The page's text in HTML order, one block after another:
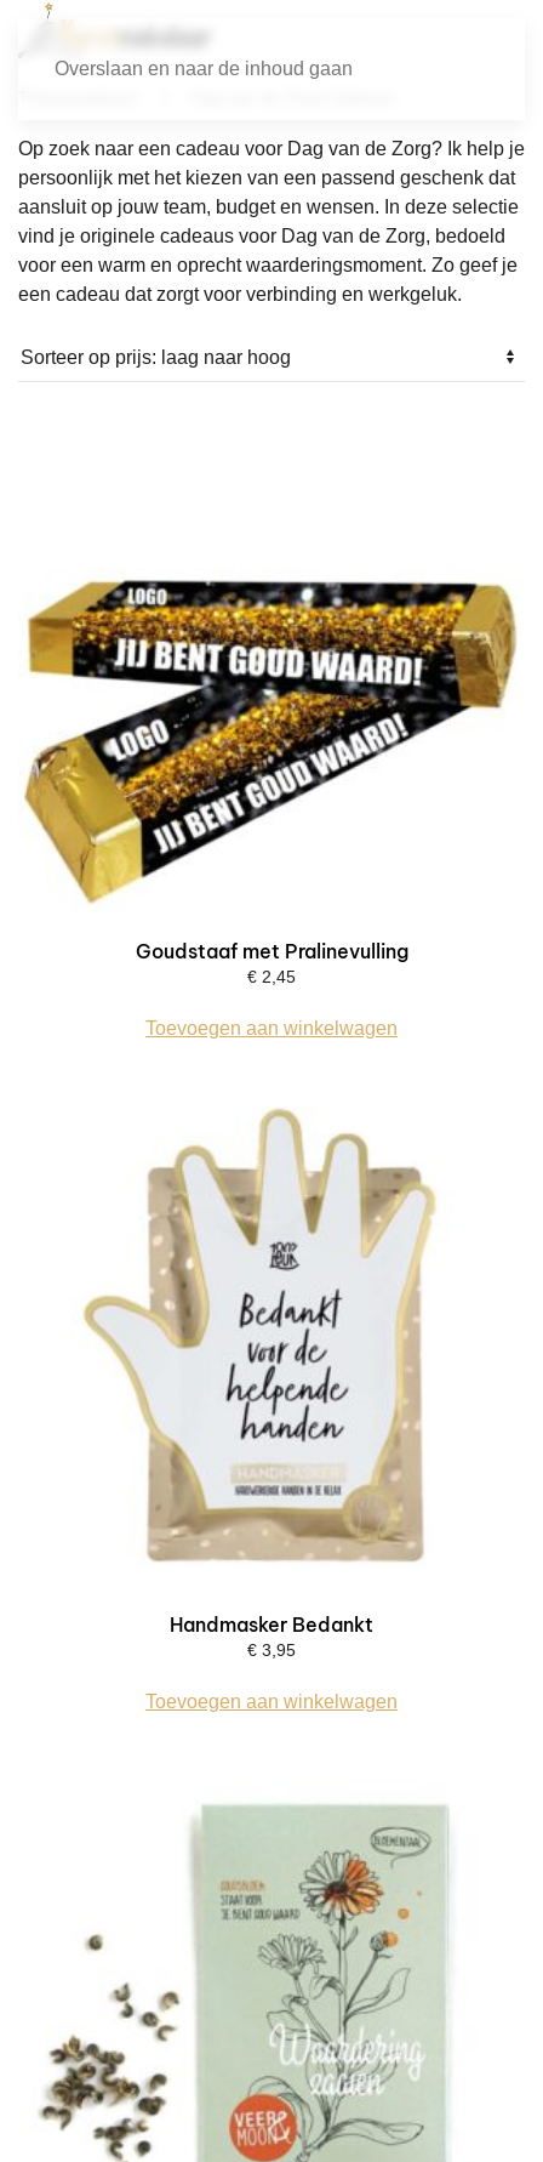
Overslaan en naar de inhoud gaan
Op zoek naar een cadeau voor Dag van de Zorg? Ik help je
persoonlijk met het kiezen van een passend geschenk dat
aansluit op jouw team, budget en wensen. In deze selectie
vind je originele cadeaus voor Dag van de Zorg, bedoeld
voor een warm en oprecht waarderingsmoment. Zo geef je
een cadeau dat zorgt voor verbinding en werkgeluk.
Goudstaaf met Pralinevulling
€ 2,45
Toevoegen aan winkelwagen
Handmasker Bedankt
€ 3,95
Toevoegen aan winkelwagen